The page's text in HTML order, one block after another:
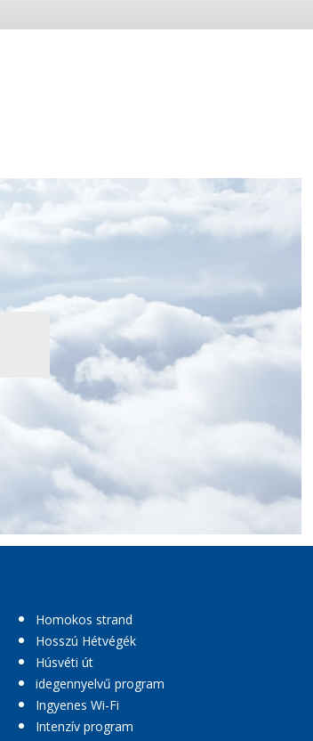
Homokos strand
Hosszú Hétvégék
Húsvéti út
idegennyelvű program
Ingyenes Wi-Fi
Intenzív program